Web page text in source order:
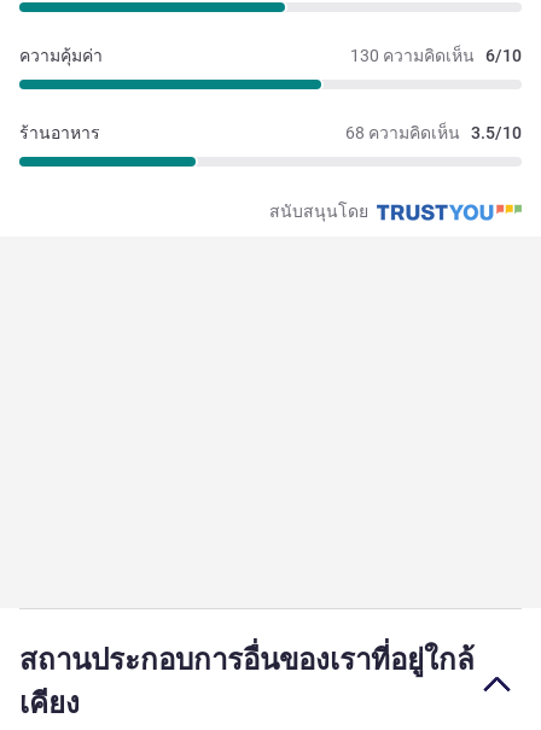
130 ความคิดเห็น 6/10
ความคุ้มค่า
68 ความคิดเห็น 3.5/10
ร้านอาหาร
สนับสนุนโดย
สถานประกอบการอื่นของเราที่อยู่ใกล้
เคียง